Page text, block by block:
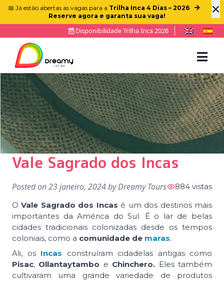
×
📅 Já estão abertas as vagas para a Trilha Inca 4 Dias – 2026.
Reserve agora e garanta sua vaga!
Disponibilidade Trilha Inca 2026
Vale Sagrado dos Incas
Posted on23 janeiro, 2024byDreamy Tours
884 vistas
OVale Sagrado dos Incas é um dos destinos mais
importantes da América do Sul. É o lar de belas
cidades tradicionais colonizadas desde os tempos
coloniais, como a comunidade de maras.
Ali, os Incas construíram cidadelas antigas como
Pisac, Ollantaytambo e Chinchero. Eles também
cultivaram uma grande variedade de produtos